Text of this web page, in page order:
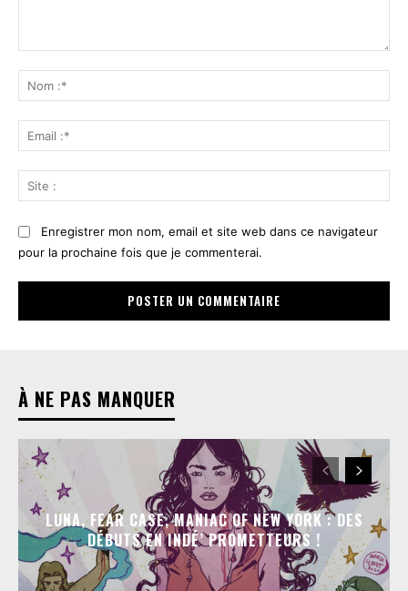
:*
:*
:
Enregistrer mon nom, email et site web dans ce navigateur
pour la prochaine fois que je commenterai.
À NE PAS MANQUER
LUNA, FEAR CASE, MANIAC OF NEW YORK : DES
DÉBUTS EN INDÉ’ PROMETTEURS !